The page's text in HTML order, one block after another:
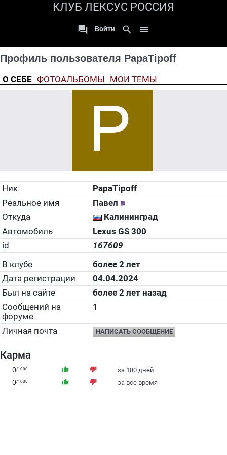
КЛУБ ЛЕКСУС РОССИЯ
 Войти search 
Профиль пользователя PapaTipoff
О СЕБЕ ФОТОАЛЬБОМЫ МОИ ТЕМЫ
Ник
PapaTipoff
Реальное имя
Павел
Откуда
Калининград
Автомобиль
Lexus GS 300
id
167609
В клубе
более 2 лет
Дата регистрации
04.04.2024
Был на сайте
более 2 лет назад
Сообщений на
форуме
1
Личная почта НАПИСАТЬ СООБЩЕНИЕ
Карма
0/1000 thumb_up thumb_down за 180 дней
0/1000 thumb_up thumb_down за все время